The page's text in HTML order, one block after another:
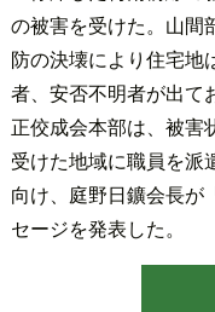
の被害を受けた。山間
防の決壊により住宅地
者、安否不明者が出て
正佼成会本部は、被害
受けた地域に職員を派
向け、庭野日鑛会長が
セージを発表した。